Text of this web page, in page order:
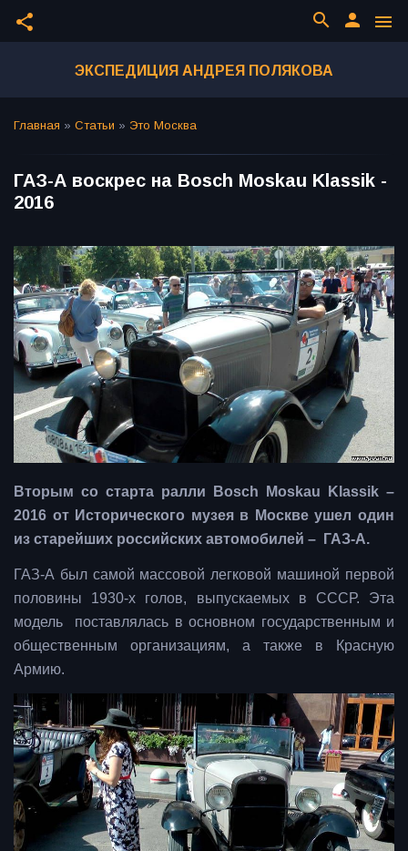
share menu
person
search
ЭКСПЕДИЦИЯ АНДРЕЯ ПОЛЯКОВА
Главная » Статьи » Это Москва
ГАЗ-А воскрес на Bosch Moskau Klassik -
2016
Вторым со старта ралли Bosch Moskau Klassik –
2016 от Исторического музея в Москве ушел один
из старейших российских автомобилей – ГАЗ-А.
ГАЗ-А был самой массовой легковой машиной первой
половины 1930-х голов, выпускаемых в СССР. Эта
модель поставлялась в основном государственным и
общественным организациям, а также в Красную
Армию.